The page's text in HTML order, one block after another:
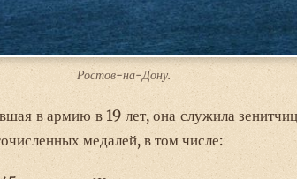
Ростов-на-Дону.
в армию в 19 лет, она служила
медалей, в том числе: